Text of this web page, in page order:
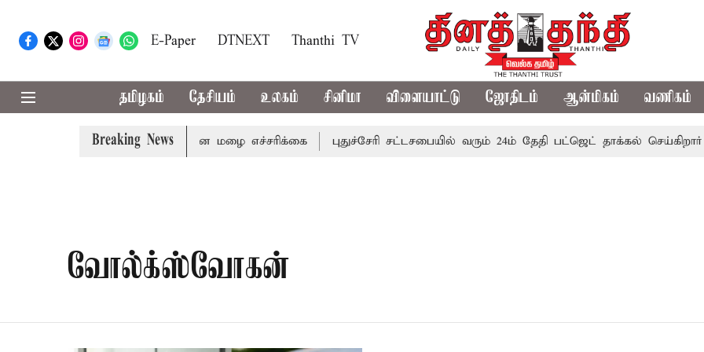
E-Paper DTNEXT Thanthi TV
தமிழகம் தேசியம் உலகம் சினிமா விளையாட்டு ஜோதிடம் ஆன்மிகம் வணிகம்
Breaking News
ஆகிய மாவட்டங்களுக்கு கன மழை எச்சரிக்கை புதுச்சேரி சட்டசபையில் வரும் 24ம் தேதி பட்ஜெட் தாக்கல் செய்கிறார்
வோல்க்ஸ்வோகன்